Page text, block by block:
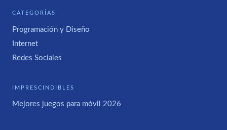
CATEGORÍAS
Programación y Diseño
Internet
Redes Sociales
IMPRESCINDIBLES
Mejores juegos para móvil 2026